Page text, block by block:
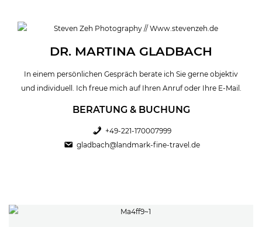
DR. MARTINA GLADBACH
In einem persönlichen Gespräch berate ich Sie gerne objektiv
und individuell. Ich freue mich auf Ihren Anruf oder Ihre E-Mail.
BERATUNG & BUCHUNG
+49-221-170007999
gladbach@landmark-fine-travel.de